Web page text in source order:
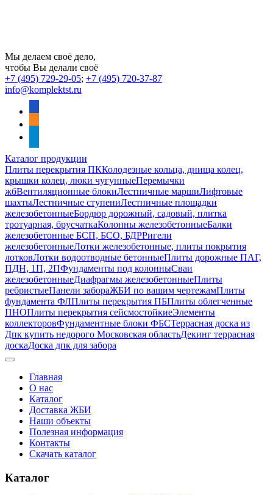
Мы делаем своё дело,
чтобы Вы делали своё
+7 (495) 729-29-05; +7 (495) 720-37-87
info@komplektst.ru
Каталог продукции
Плиты перекрытия ПККолодезные кольца, днища колец,
крышки колец, люки чугунныеПеремычки
жбВентиляционные блокиЛестничные маршиЛифтовые
шахтыЛестничные ступениЛестничные площадки
железобетонныеБордюр дорожный, садовый, плитка
тротуарная, брусчаткаКолонны железобетонныеБалки
железобетонные БСП, БСО, БДРРигели
железобетонныеЛотки железобетонные, плиты покрытия
лотковЛотки водоотводные бетонныеПлиты дорожные ПАГ,
ПДН, 1П, 2ПФундаменты под колонныСваи
железобетонныеДиафрагмы железобетонныеПлиты
ребристыеПанели забораЖБИ по вашим чертежамПлиты
фундамента ФЛПлиты перекрытия ПБПлиты облегченные
ПНОПлиты перекрытия сейсмостойкиеЭлементы
коллекторовФундаментные блоки ФБСТеррасная доска из
Дпк купить недорого Московская областьДекинг террасная
доскаДоска дпк для забора
Главная
О нас
Каталог
Доставка ЖБИ
Наши объекты
Полезная информация
Контакты
Скачать каталог
Каталог